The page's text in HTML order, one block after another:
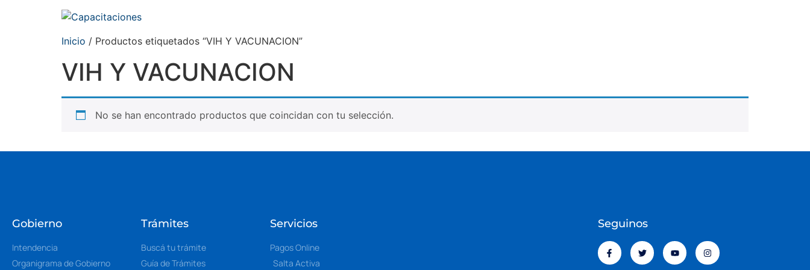
Inicio / Productos etiquetados “VIH Y VACUNACION”
VIH Y VACUNACION
No se han encontrado productos que coincidan con tu selección.
Gobierno
Intendencia
Organigrama de Gobierno
Trámites
Buscá tu trámite
Guía de Trámites
Servicios
Pagos Online
Salta Activa
Seguinos